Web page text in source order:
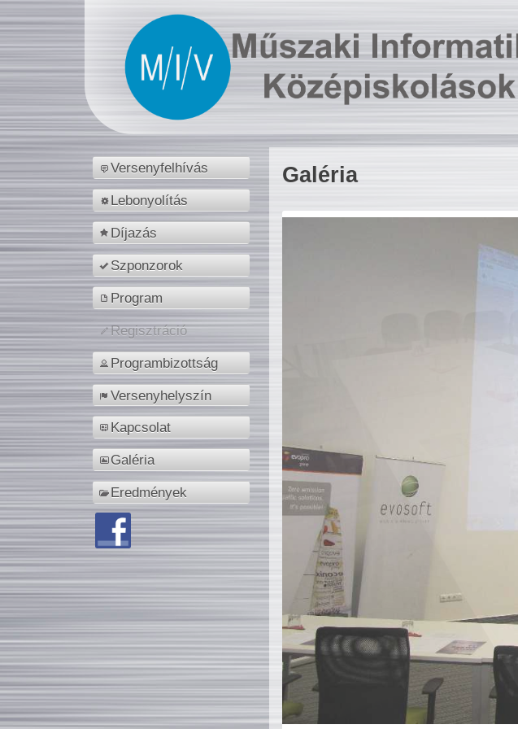
Versenyfelhívás
Lebonyolítás
Díjazás
Szponzorok
Program
Regisztráció
Programbizottság
Versenyhelyszín
Kapcsolat
Galéria
Eredmények
Galéria